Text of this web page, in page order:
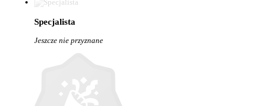
Specjalista
Jeszcze nie przyznane